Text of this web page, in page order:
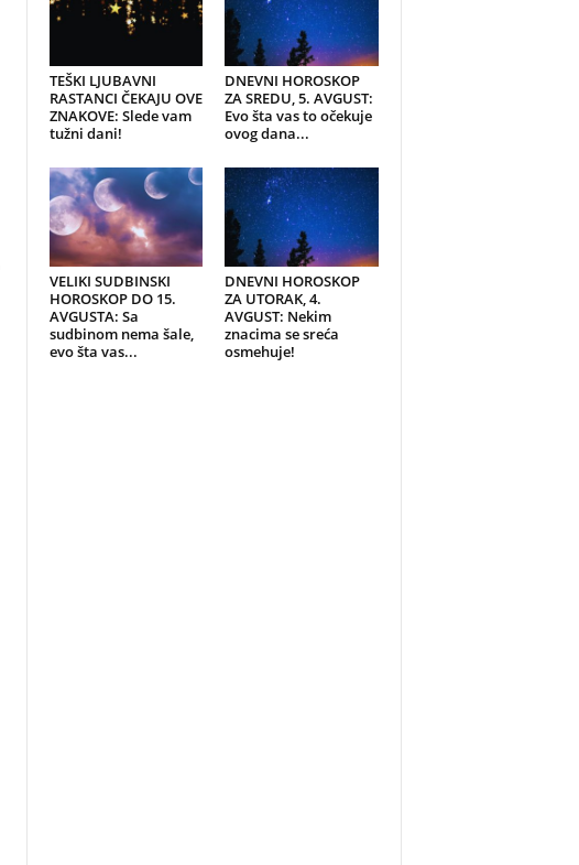
TEŠKI LJUBAVNI
RASTANCI ČEKAJU OVE
ZNAKOVE: Slede vam
tužni dani!
DNEVNI HOROSKOP
ZA SREDU, 5. AVGUST:
Evo šta vas to očekuje
ovog dana...
VELIKI SUDBINSKI
HOROSKOP DO 15.
AVGUSTA: Sa
sudbinom nema šale,
evo šta vas...
DNEVNI HOROSKOP
ZA UTORAK, 4.
AVGUST: Nekim
znacima se sreća
osmehuje!